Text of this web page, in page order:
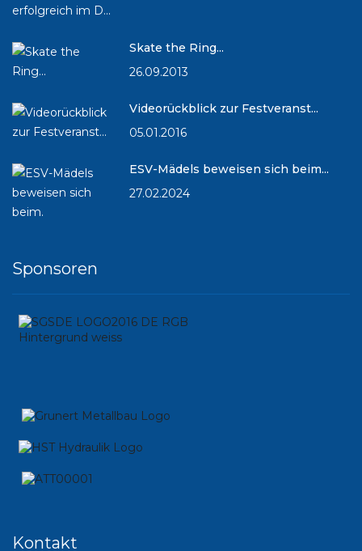
Skate the Ring...
26.09.2013
Videorückblick zur Festveranst...
05.01.2016
ESV-Mädels beweisen sich beim...
27.02.2024
Sponsoren
Kontakt